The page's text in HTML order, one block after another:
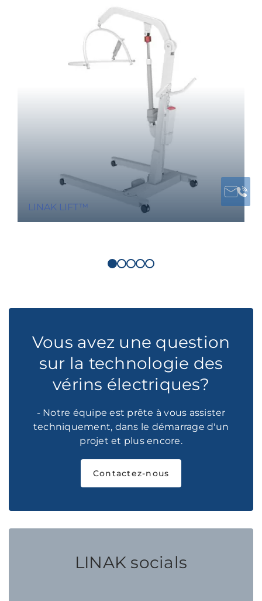
LINAK LIFT™
Vous avez une question
sur la technologie des
vérins électriques?
- Notre équipe est prête à vous assister
techniquement, dans le démarrage d'un
projet et plus encore.
Contactez-nous
LINAK socials